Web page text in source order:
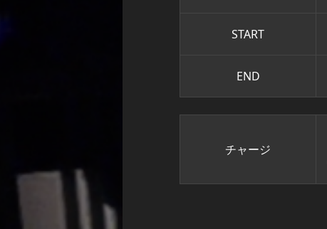
START
END
チャージ